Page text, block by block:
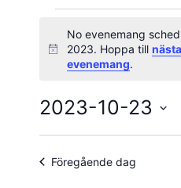
Evenemang
för
23
oktober
2023
Notis
No evenemang
2023. Hoppa till
evenemang.
2023-10-23
Välj
Föregående dag